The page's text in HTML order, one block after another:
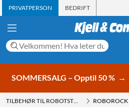
PRIVATPERSON BEDRIFT
SOMMERSALG – Opptil 50 % →
TILBEHØR TIL ROBOTSTØVSUGER